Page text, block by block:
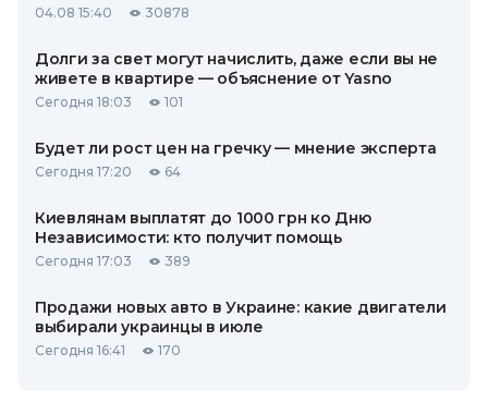
04.08 15:40 30878
Долги за свет могут начислить, даже если вы не
живете в квартире — объяснение от Yasno
Сегодня 18:03 101
Будет ли рост цен на гречку — мнение эксперта
Сегодня 17:20 64
Киевлянам выплатят до 1000 грн ко Дню
Независимости: кто получит помощь
Сегодня 17:03 389
Продажи новых авто в Украине: какие двигатели
выбирали украинцы в июле
Сегодня 16:41 170